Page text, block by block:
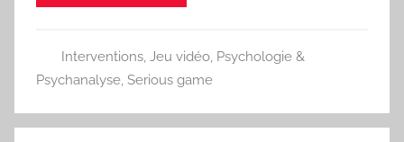
Interventions, Jeu vidéo, Psychologie &
Psychanalyse, Serious game